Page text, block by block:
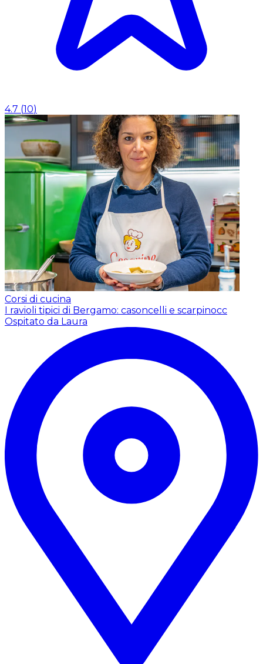
4.7 (10)
Corsi di cucina
I ravioli tipici di Bergamo: casoncelli e scarpinocc
Ospitato da Laura